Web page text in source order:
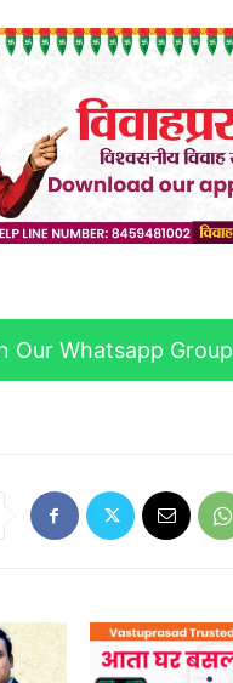
Our Whatsapp Group